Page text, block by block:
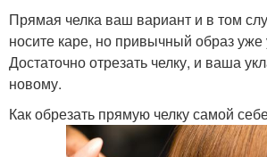
Прямая челка ваш вариант и в том
носите каре, но привычный образ уже
Достаточно отрезать челку, и ваша
новому.
Как обрезать прямую челку самой